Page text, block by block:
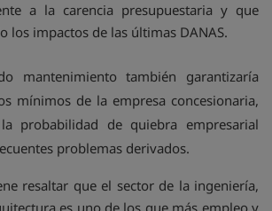
a la carencia presupuestaria y que
los impactos de las últimas DANAS.
mantenimiento también garantizaría
mínimos de la empresa concesionaria,
probabilidad de quiebra empresarial
problemas derivados.
resaltar que el sector de la ingeniería,
es uno de los que más empleo y